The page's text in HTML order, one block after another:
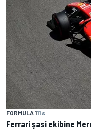
FORMULA 111 s
Ferrari şasi ekibine